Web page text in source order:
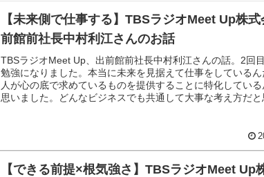
【未来側で仕事する】TBSラジオMeet Up株式
前館前社長中村利江さんのお話
TBSラジオMeet Up、出前館前社長中村利江さんの話。2回
勉強になりました。本当に未来を見据えて仕事をしているん
人が心の底で求めているものを提供することに特化している
思いました。どんなビジネスでも共通して大事な考え方だと
【できる前提×根気強さ】TBSラジオMeet Up